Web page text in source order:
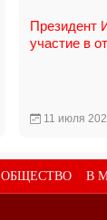
Президент
участие в
11 июля
ОБЩЕСТВО В